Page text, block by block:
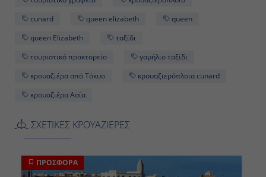
cunard
queen elizabeth
queen
queen Elizabeth
ταξίδι
τουριστικό πρακτορείο
γαμήλιο ταξίδι
κρουαζιέρα από Τόκυο
κρουαζιερόπλοια cunard
κρουαζιέρα Ασία
ΣΧΕΤΙΚΕΣ ΚΡΟΥΑΖΙΕΡΕΣ
ΠΡΟΣΦΟΡΑ